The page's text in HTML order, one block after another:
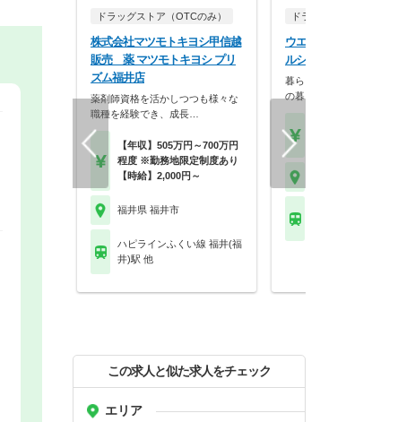
ドラッグストア（OTCのみ）
株式会社マツモトキヨシ甲信越
販売 薬 マツモトキヨシ プリ
ズム福井店
薬剤師資格を活かしつつも様々な
職種を経験でき、成長…
【年収】505万円～700万円
程度 ※勤務地限定制度あり
【時給】2,000円～
福井県 福井市
ハピラインふくい線 福井(福
井)駅 他
ドラッグストア（調剤併設
ウエルシア薬局株式会社
ルシア福井北四ツ居店
暮らしを支える仕事だから、
の暮らしも大切に。業…
この求人と似た求人をチェック
エリア